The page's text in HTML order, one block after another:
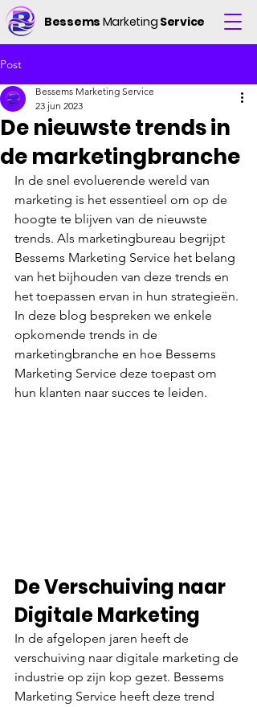
Bessems Marketing Service
Post
De nieuwste trends in
de marketingbranche
Bessems Marketing Service
23 jun 2023
In de snel evoluerende wereld van
marketing is het essentieel om op de
hoogte te blijven van de nieuwste
trends. Als marketingbureau begrijpt
Bessems Marketing Service het belang
van het bijhouden van deze trends en
het toepassen ervan in hun strategieën.
In deze blog bespreken we enkele
opkomende trends in de
marketingbranche en hoe Bessems
Marketing Service deze toepast om
hun klanten naar succes te leiden.
De Verschuiving naar
Digitale Marketing
In de afgelopen jaren heeft de
verschuiving naar digitale marketing de
industrie op zijn kop gezet. Bessems
Marketing Service heeft deze trend